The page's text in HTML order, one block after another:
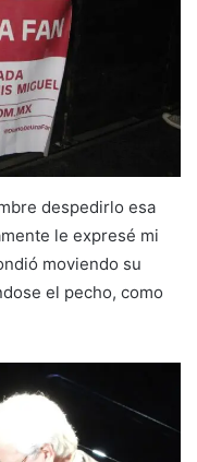
despedirlo esa
le expresé mi
moviendo su
el pecho, como